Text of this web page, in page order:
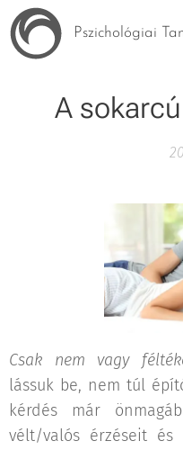
Pszichológiai
A
Csak nem vagy
lássuk be, nem túl
kérdés már
vélt/valós érzéseit és